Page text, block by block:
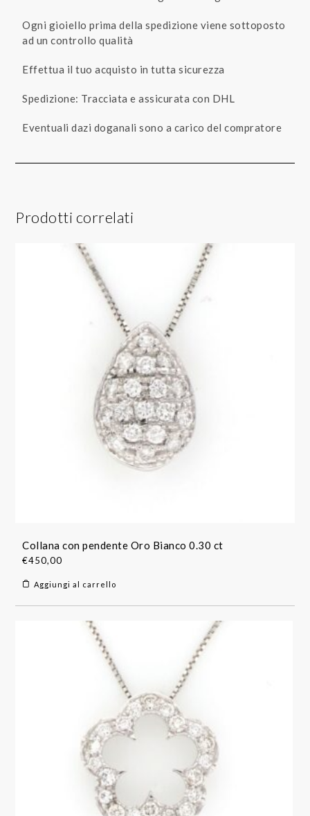
Ogni gioiello prima della spedizione viene sottoposto
ad un controllo qualità
Effettua il tuo acquisto in tutta sicurezza
Spedizione: Tracciata e assicurata con DHL
Eventuali dazi doganali sono a carico del compratore
Prodotti correlati
Collana con pendente Oro Bianco 0.30 ct
€450,00
Aggiungi al carrello